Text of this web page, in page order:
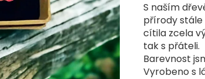
S naším
přírody stále
cítila zcela
tak s přáteli.
Barevnost
Vyrobeno s